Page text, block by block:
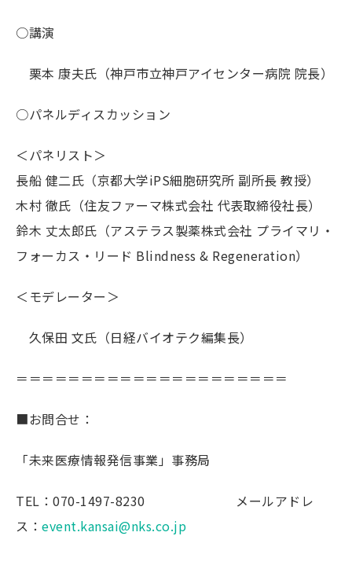
○講演
栗本 康夫氏（神戸市立神戸アイセンター病院 院長）
○パネルディスカッション
＜パネリスト＞
長船 健二氏（京都大学iPS細胞研究所 副所長 教授）
木村 徹氏（住友ファーマ株式会社 代表取締役社長）
鈴木 丈太郎氏（アステラス製薬株式会社 プライマリ・
フォーカス・リード Blindness & Regeneration）
＜モデレーター＞
久保田 文氏（日経バイオテク編集長）
＝＝＝＝＝＝＝＝＝＝＝＝＝＝＝＝＝＝＝＝＝
■お問合せ：
「未来医療情報発信事業」事務局
TEL：070-1497-8230 メールアドレ
ス： event.kansai@nks.co.jp